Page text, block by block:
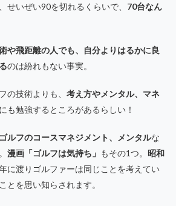
せいぜい90を切れるくらいで、 70台なん
や飛距離の人でも、自分よりはるかに良
のは紛れもない事実。
の技術よりも、 考え方やメンタル、マネ
にも勉強するところがあるらしい！
ゴルフのコースマネジメント、メンタルな
漫画「ゴルフは気持ち」 もその1つ。 昭和
に渡りゴルファーは同じことを考えてい
とを思い知らされます。